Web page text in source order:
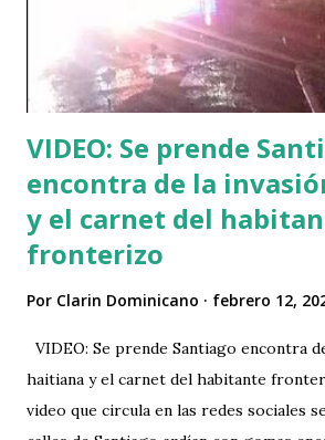
VIDEO: Se prende
encontra de la
y el carnet del
fronterizo
Por Clarin Dominicano febrero 12,
VIDEO: Se prende Santiago encontra
haitiana y el carnet del habitante
video que circula en las redes sociales